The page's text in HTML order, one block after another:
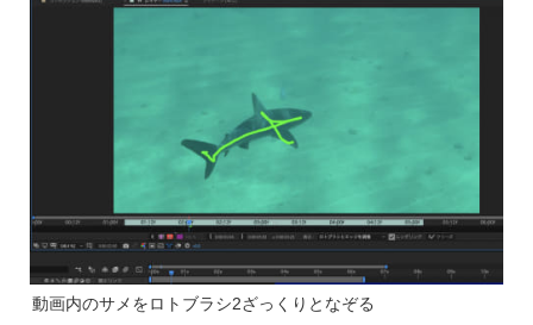
動画内のサメをロトブラシ2ざっくりとなぞる